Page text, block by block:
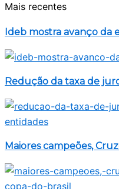
Mais recentes
Ideb mostra avanço da
Redução da taxa de
Maiores campeões,